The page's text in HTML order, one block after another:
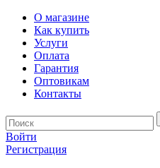
О магазине
Как купить
Услуги
Оплата
Гарантия
Оптовикам
Контакты
Войти
Регистрация